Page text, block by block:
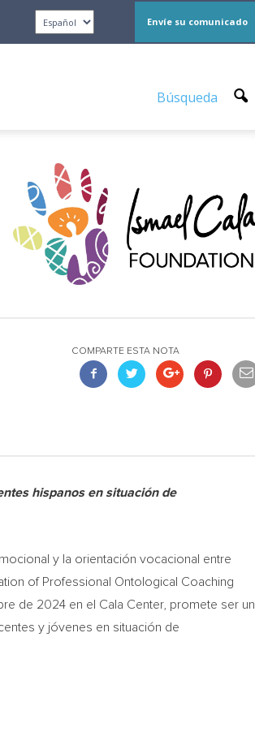
Envíe su comunicado
Búsqueda
COMPARTE ESTA NOTA
hispanos en situación de
y la orientación vocacional entre
of Professional Ontological Coaching
de 2024 en el Cala Center, promete ser un
y jóvenes en situación de